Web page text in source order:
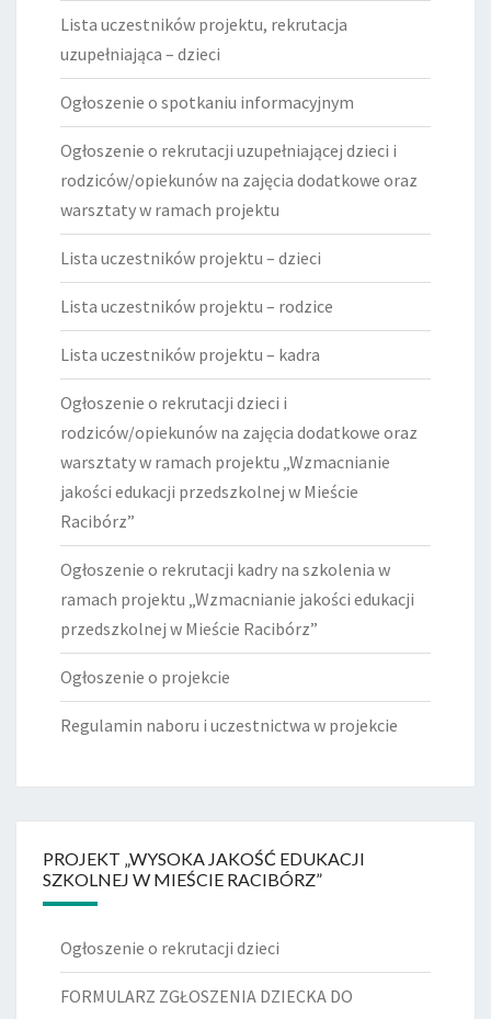
Lista uczestników projektu, rekrutacja
uzupełniająca – dzieci
Ogłoszenie o spotkaniu informacyjnym
Ogłoszenie o rekrutacji uzupełniającej dzieci i
rodziców/opiekunów na zajęcia dodatkowe oraz
warsztaty w ramach projektu
Lista uczestników projektu – dzieci
Lista uczestników projektu – rodzice
Lista uczestników projektu – kadra
Ogłoszenie o rekrutacji dzieci i
rodziców/opiekunów na zajęcia dodatkowe oraz
warsztaty w ramach projektu „Wzmacnianie
jakości edukacji przedszkolnej w Mieście
Racibórz”
Ogłoszenie o rekrutacji kadry na szkolenia w
ramach projektu „Wzmacnianie jakości edukacji
przedszkolnej w Mieście Racibórz”
Ogłoszenie o projekcie
Regulamin naboru i uczestnictwa w projekcie
PROJEKT „WYSOKA JAKOŚĆ EDUKACJI
SZKOLNEJ W MIEŚCIE RACIBÓRZ”
Ogłoszenie o rekrutacji dzieci
FORMULARZ ZGŁOSZENIA DZIECKA DO